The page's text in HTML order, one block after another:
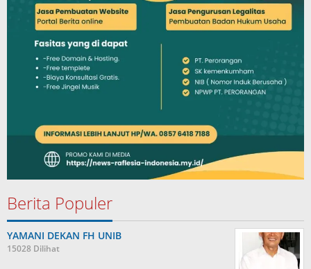
Berita Populer
YAMANI DEKAN FH UNIB
15028 Dilihat